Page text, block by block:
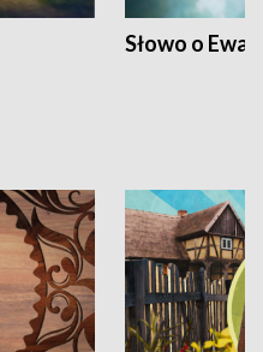
Słowo o